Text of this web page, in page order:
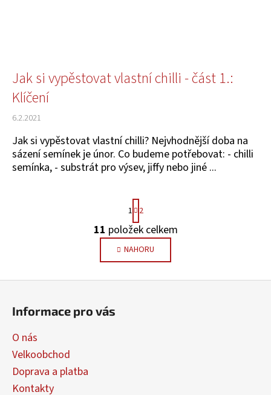
Jak si vypěstovat vlastní chilli - část 1.:
Klíčení
6.2.2021
Jak si vypěstovat vlastní chilli? Nejvhodnější doba na
sázení semínek je únor. Co budeme potřebovat: - chilli
semínka, - substrát pro výsev, jiffy nebo jiné ...
O
v
l
S
t
r
á
n
k
v
1 2
11 položek celkem
NAHORU
Informace pro vás
O nás
Velkoobchod
Doprava a platba
Kontakty